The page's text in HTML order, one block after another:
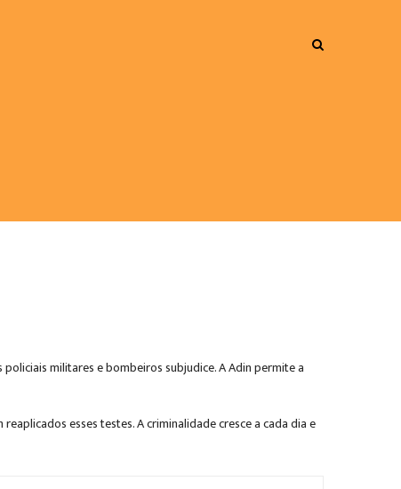
militares e bombeiros subjudice. A Adin permite a
esses testes. A criminalidade cresce a cada dia e